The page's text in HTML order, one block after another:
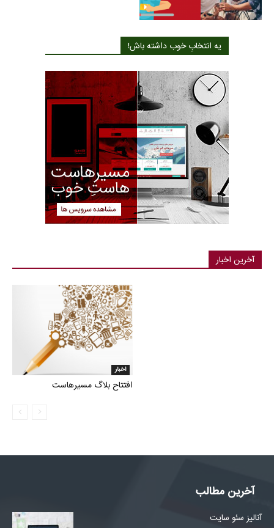
یه انتخابِ خوب داشته باش!
آخرین اخبار
اخبار
افتتاح بلاگ مسیرهاست
آخرین مطالب
آنالیز سئو سایت